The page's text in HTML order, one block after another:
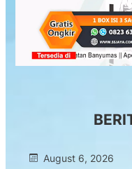
UnmuteStream
August 6, 2026